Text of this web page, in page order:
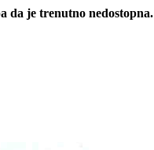
da je trenutno nedostopna.